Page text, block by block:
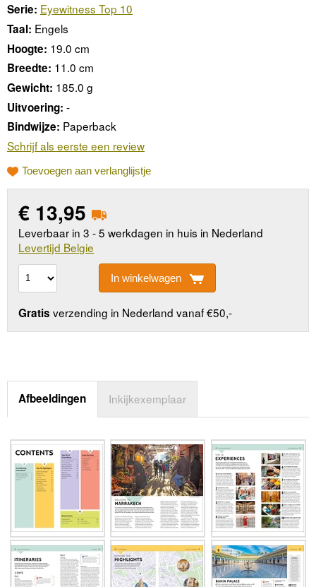
Serie: Eyewitness Top 10
Taal: Engels
Hoogte: 19.0 cm
Breedte: 11.0 cm
Gewicht: 185.0 g
Uitvoering: -
Bindwijze: Paperback
Schrijf als eerste een review
Toevoegen aan verlanglijstje
€ 13,95
Leverbaar in 3 - 5 werkdagen in huis in Nederland
Levertijd Belgie
In winkelwagen
Gratis verzending in Nederland vanaf €50,-
Afbeeldingen Inkijkexemplaar